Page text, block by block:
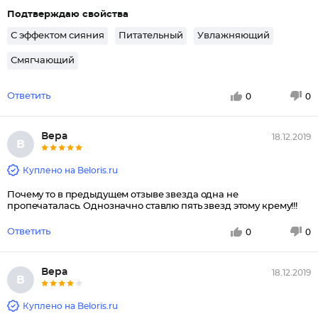
Подтверждаю свойства
С эффектом сияния Питательный Увлажняющий
Смягчающий
Ответить 0 0
В
Вера 18.12.2019
Куплено на Beloris.ru
Почему то в предыдущем отзыве звезда одна не
пропечаталась. Однозначно ставлю пять звезд этому крему!!!
Ответить 0 0
В
Вера 18.12.2019
Куплено на Beloris.ru